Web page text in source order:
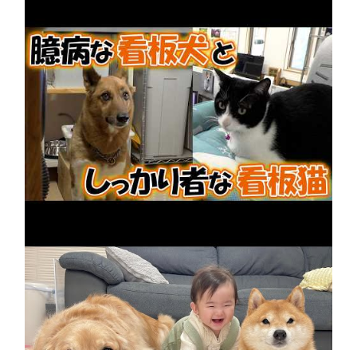
先輩犬を支えるPCショップの看板猫
2026年8月9日